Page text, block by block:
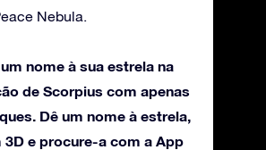
Nebula.
nome à sua estrela na
de Scorpius com apenas
Dê um nome à estrela,
3D e procure-a com a App